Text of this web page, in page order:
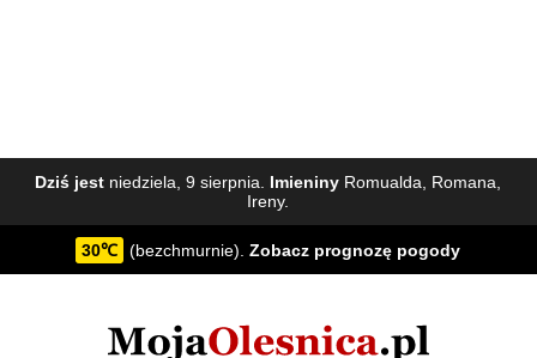
Dziś jest niedziela, 9 sierpnia. Imieniny Romualda, Romana,
Ireny.
30℃ (bezchmurnie).Zobacz prognozę pogody